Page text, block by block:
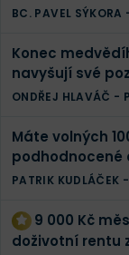
BC. PAVEL SÝKORA
Konec
navyšují své
ONDŘEJ HLAVÁČ -
Máte volných
podhodnocené
pozornost
PATRIK KUDLÁČEK -
9 000 Kč
doživotní rentu